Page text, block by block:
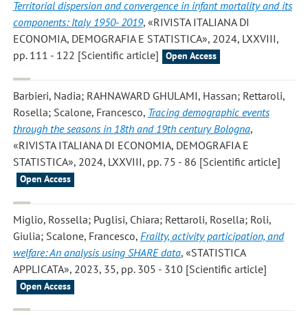
Territorial dispersion and convergence in infant mortality and its
components: Italy 1950- 2019, «RIVISTA ITALIANA DI
ECONOMIA, DEMOGRAFIA E STATISTICA», 2024, LXXVIII,
pp. 111 - 122 [Scientific article]
Open Access
Barbieri, Nadia; RAHNAWARD GHULAMI, Hassan; Rettaroli,
Rosella; Scalone, Francesco, Tracing demographic events
through the seasons in 18th and 19th century Bologna,
«RIVISTA ITALIANA DI ECONOMIA, DEMOGRAFIA E
STATISTICA», 2024, LXXVIII, pp. 75 - 86 [Scientific article]
Open Access
Miglio, Rossella; Puglisi, Chiara; Rettaroli, Rosella; Roli,
Giulia; Scalone, Francesco, Frailty, activity participation, and
welfare: An analysis using SHARE data, «STATISTICA
APPLICATA», 2023, 35, pp. 305 - 310 [Scientific article]
Open Access